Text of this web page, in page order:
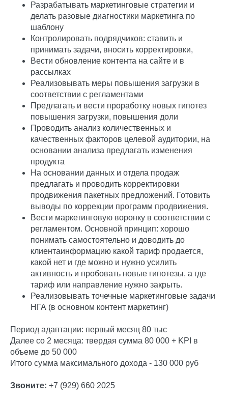
Разрабатывать маркетинговые стратегии и
делать разовые диагностики маркетинга по
шаблону
Контролировать подрядчиков: ставить и
принимать задачи, вносить корректировки,
Вести обновление контента на сайте и в
рассылках
Реализовывать меры повышения загрузки в
соответствии с регламентами
Предлагать и вести проработку новых гипотез
повышения загрузки, повышения доли
Проводить анализ количественных и
качественных факторов целевой аудитории, на
основании анализа предлагать изменения
продукта
На основании данных и отдела продаж
предлагать и проводить корректировки
продвижения пакетных предложений. Готовить
выводы по коррекции программ продвижения.
Вести маркетинговую воронку в соответствии с
регламентом. Основной принцип: хорошо
понимать самостоятельно и доводить до
клиентаинформацию какой тариф продается,
какой нет и где можно и нужно усилить
активность и пробовать новые гипотезы, а где
тариф или направление нужно закрыть.
Реализовывать точечные маркетинговые задачи
НГА (в основном контент маркетинг)
Период адаптации: первый месяц 80 тыс
Далее со 2 месяца: твердая сумма 80 000 + KPI в
объеме до 50 000
Итого сумма максимального дохода - 130 000 руб
Звоните: +7 (929) 660 2025